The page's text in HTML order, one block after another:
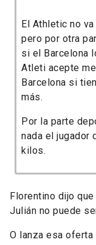
El Athletic no
pero por otra
si el Barcelona
Atleti acepte
Barcelona si
más.
Por la parte
nada el jugador
kilos.
Florentino dijo
Julián no puede
O lanza esa